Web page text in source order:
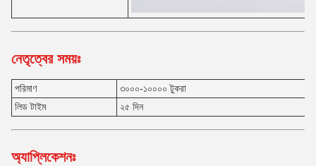
নেতৃত্বের সময়ঃ
পরিমাণ
৩০০০-১০০০০ টুকরা
লিড টাইম
২৫ দিন
অ্যাপ্লিকেশনঃ